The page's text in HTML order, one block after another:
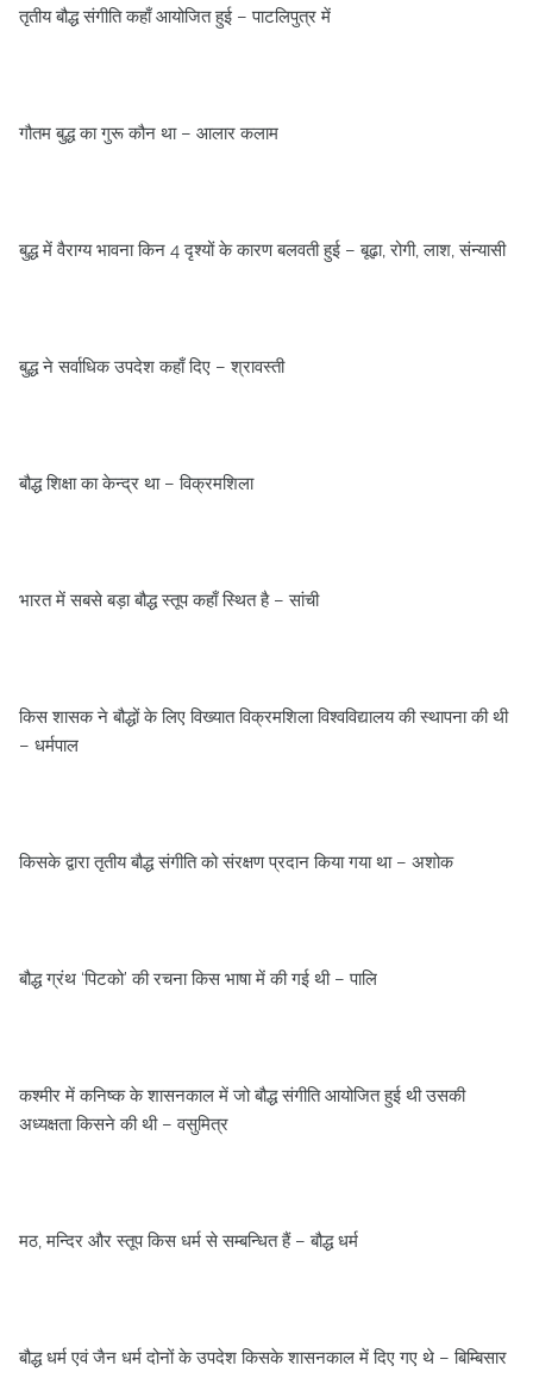
तृतीय बौद्ध संगीति कहाँ आयोजित हुई – पाटलिपुत्र में
गौतम बुद्ध का गुरू कौन था – आलार कलाम
बुद्ध में वैराग्‍य भावना किन 4 दृश्‍यों के कारण बलवती हुई – बूढ़ा, रोगी, लाश, संन्‍यासी
बुद्ध ने सर्वाधिक उपदेश कहाँ दिए – श्रावस्‍ती
बौद्ध शिक्षा का केन्‍द्र था – विक्रमशिला
भारत में सबसे बड़ा बौद्ध स्‍तूप कहाँ स्थित है – सांची
किस शासक ने बौद्धों के लिए विख्‍यात विक्रमशिला विश्‍वविद्यालय की स्‍थापना की थी
– धर्मपाल
किसके द्वारा तृतीय बौद्ध संगीति को संरक्षण प्रदान किया गया था – अशोक
बौद्ध ग्रंथ ‘पिटको’ की रचना किस भाषा में की गई थी – पालि
कश्‍मीर में कनिष्‍क के शासनकाल में जो बौद्ध संगीति आयोजित हुई थी उसकी
अध्‍यक्षता किसने की थी – वसुमित्र
मठ, मन्दिर और स्‍तूप किस धर्म से सम्‍बन्धित हैं – बौद्ध धर्म
बौद्ध धर्म एवं जैन धर्म दोनों के उपदेश किसके शासनकाल में दिए गए थे – बिम्बिसार